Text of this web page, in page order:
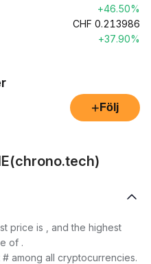
+46.50%
CHF 0.213986
+37.90%
+ Följ
price is , and the highest
of .
among all cryptocurrencies.